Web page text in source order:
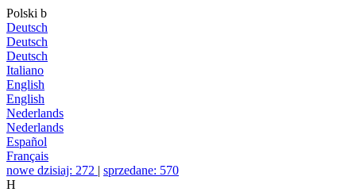
Polski b
Deutsch
Deutsch
Deutsch
Italiano
English
English
Nederlands
Nederlands
Español
Français
nowe dzisiaj: 272 | sprzedane: 570
H